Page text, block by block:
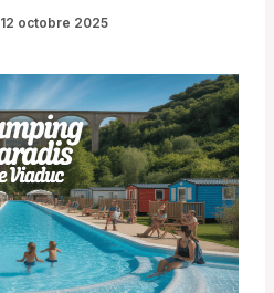
12 octobre 2025